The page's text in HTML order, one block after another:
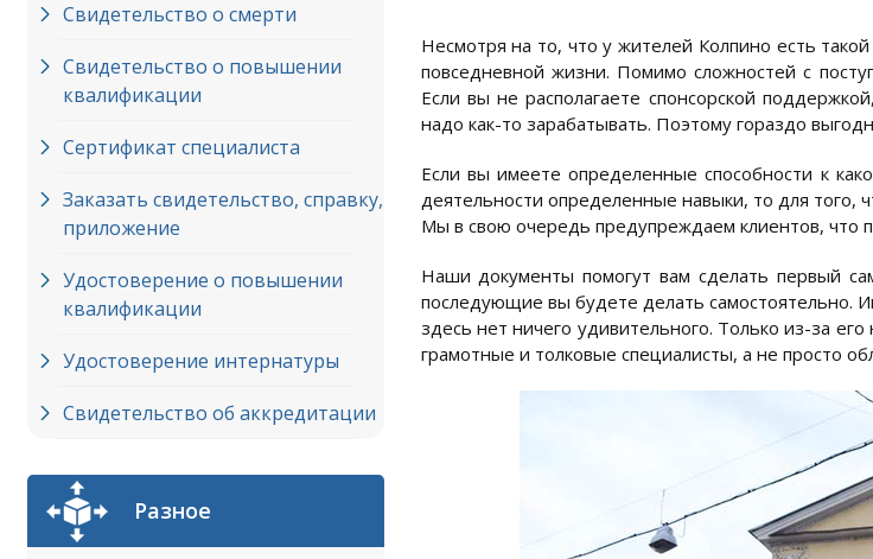
Свидетельство о смерти
Свидетельство о повышении
квалификации
Сертификат специалиста
Заказать свидетельство, справку,
приложение
Удостоверение о повышении
квалификации
Удостоверение интернатуры
Свидетельство об аккредитации
Разное
Несмотря на то, что у жителей Колпино есть
повседневной жизни. Помимо сложностей с
Если вы не располагаете спонсорской
надо как-то зарабатывать. Поэтому гораздо
Если вы имеете определенные способности к
деятельности определенные навыки, то для
Мы в свою очередь предупреждаем клиентов, что
Наши документы помогут вам сделать первый
последующие вы будете делать самостоятельно.
здесь нет ничего удивительного. Только из-за
грамотные и толковые специалисты, а не просто